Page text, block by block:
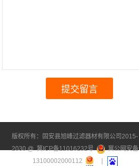
版权所有：固安县旭峰过滤器材有限公司2015-
2030 @冀ICP备11016232号
冀公网安备
13100002000112